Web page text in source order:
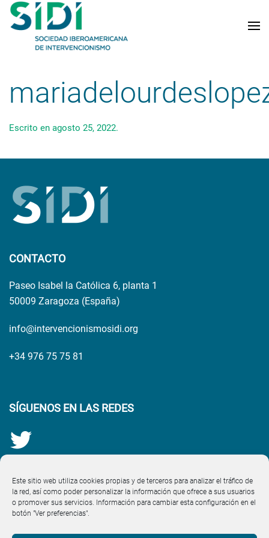
Este sitio web utiliza cookies propias y de terceros para analizar el tráfico de
la red, así como poder personalizar la información que ofrece a sus usuarios
o promover sus servicios. Información para cambiar esta configuración en el
botón "Ver preferencias".
Skip to main content
Escrito en agosto 25, 2022.
CONTACTO
Paseo Isabel la Católica 6, planta 1
50009 Zaragoza (España)
info@intervencionismosidi.org
+34 976 75 75 81
SÍGUENOS EN LAS REDES